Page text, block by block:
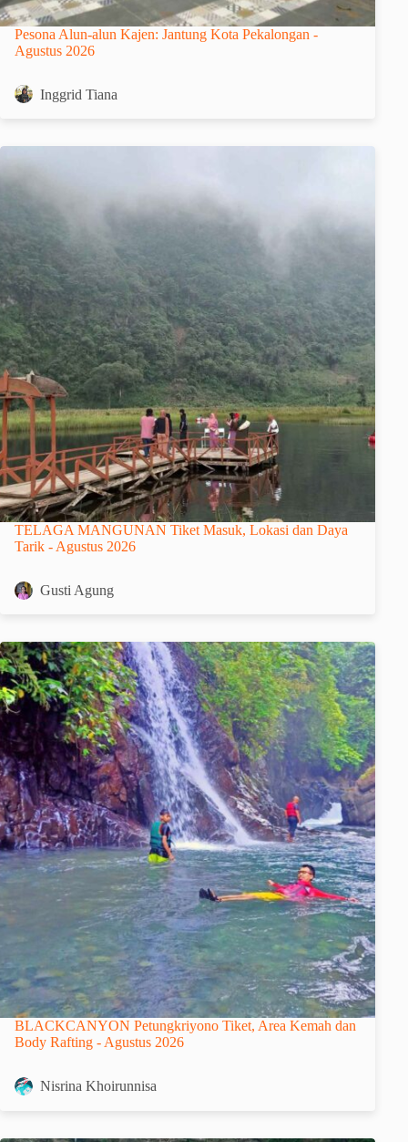
Pesona Alun-alun Kajen: Jantung Kota Pekalongan -
Agustus 2026
Inggrid Tiana
TELAGA MANGUNAN Tiket Masuk, Lokasi dan Daya
Tarik - Agustus 2026
Gusti Agung
BLACKCANYON Petungkriyono Tiket, Area Kemah dan
Body Rafting - Agustus 2026
Nisrina Khoirunnisa